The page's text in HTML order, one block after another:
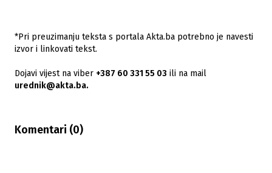
*Pri preuzimanju teksta s portala Akta.ba potrebno je navesti
izvor i linkovati tekst.
Dojavi vijest na viber +387 60 331 55 03 ili na mail
urednik@akta.ba.
Komentari (0)